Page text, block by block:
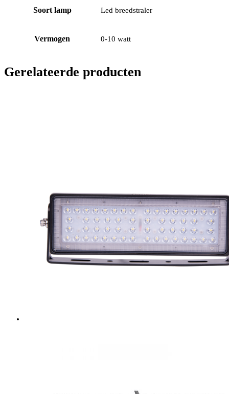
Soort lamp Led breedstraler
Vermogen 0-10 watt
Gerelateerde producten